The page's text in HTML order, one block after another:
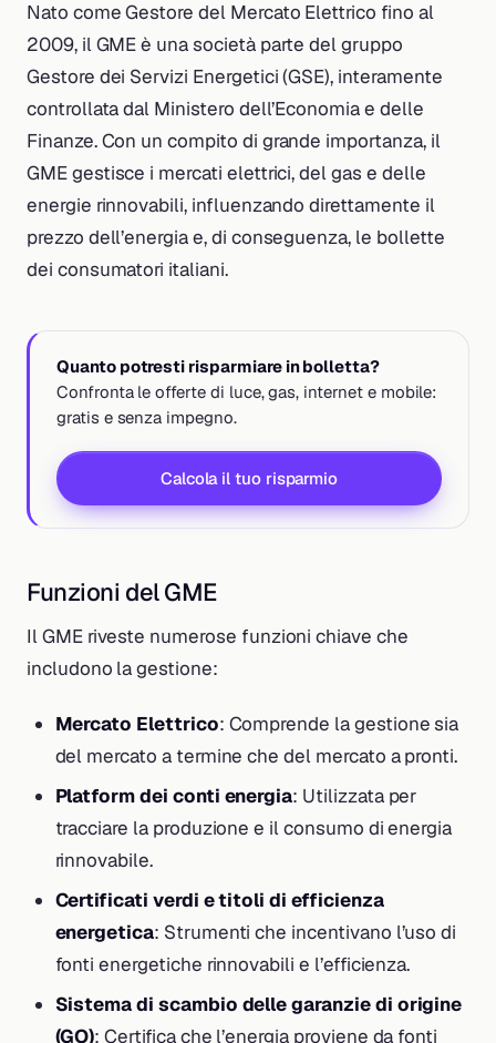
Nato come Gestore del Mercato Elettrico fino al
2009, il GME è una società parte del gruppo
Gestore dei Servizi Energetici (GSE), interamente
controllata dal Ministero dell’Economia e delle
Finanze. Con un compito di grande importanza, il
GME gestisce i mercati elettrici, del gas e delle
energie rinnovabili, influenzando direttamente il
prezzo dell’energia e, di conseguenza, le bollette
dei consumatori italiani.
Quanto potresti risparmiare in bolletta?
Confronta le offerte di luce, gas, internet e mobile:
gratis e senza impegno.
Calcola il tuo risparmio
Funzioni del GME
Il GME riveste numerose funzioni chiave che
includono la gestione:
Mercato Elettrico: Comprende la gestione sia
del mercato a termine che del mercato a pronti.
Platform dei conti energia: Utilizzata per
tracciare la produzione e il consumo di energia
rinnovabile.
Certificati verdi e titoli di efficienza
energetica: Strumenti che incentivano l’uso di
fonti energetiche rinnovabili e l’efficienza.
Sistema di scambio delle garanzie di origine
(GO): Certifica che l’energia proviene da fonti